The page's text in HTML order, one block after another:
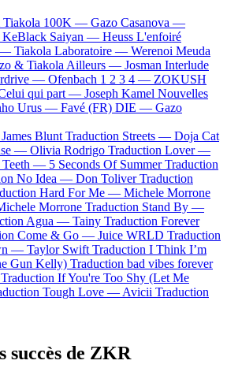
100K — Gazo Casanova —
KeBlack Saiyan — Heuss L'enfoiré
— Tiakola Laboratoire — Werenoi Meuda
& Tiakola Ailleurs — Josman Interlude
— Ofenbach 1 2 3 4 — ZOKUSH
qui part — Joseph Kamel Nouvelles
Urus — Favé (FR) DIE — Gazo
James Blunt Traduction Streets — Doja Cat
— Olivia Rodrigo Traduction Lover —
Teeth — 5 Seconds Of Summer Traduction
No Idea — Don Toliver Traduction
Hard For Me — Michele Morrone
Morrone Traduction Stand By —
Agua — Tainy Traduction Forever
Come & Go — Juice WRLD Traduction
— Taylor Swift Traduction I Think I’m
Gun Kelly) Traduction bad vibes forever
Traduction If You're Too Shy (Let Me
Tough Love — Avicii Traduction
succès de ZKR